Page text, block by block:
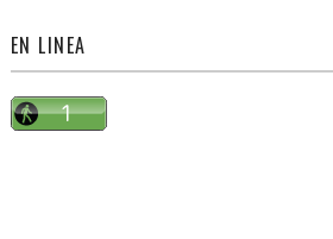
EN LINEA